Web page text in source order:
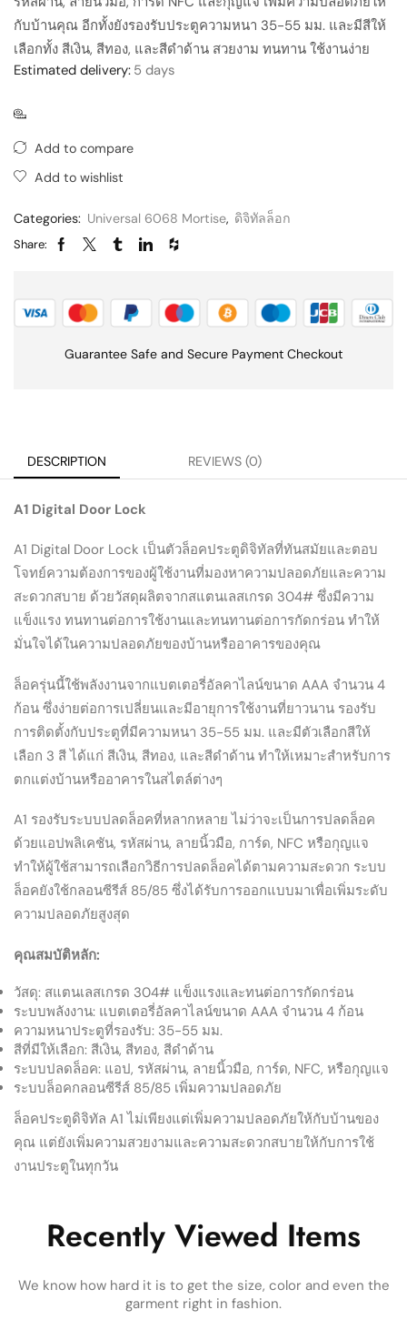
กับบ้านคุณ อีกทั้งยังรองรับประตูความหนา 35-55 มม. และมีสีให้
เลือกทั้ง สีเงิน, สีทอง, และสีดำด้าน สวยงาม ทนทาน ใช้งานง่าย
Estimated delivery: 5 days
Add to compare
Add to wishlist
Categories: Universal 6068 Mortise, ดิจิทัลล็อก
Share:
Guarantee Safe and Secure Payment Checkout
DESCRIPTION REVIEWS (0)
A1 Digital Door Lock
A1 Digital Door Lock เป็นตัวล็อคประตูดิจิทัลที่ทันสมัยและตอบ
โจทย์ความต้องการของผู้ใช้งานที่มองหาความปลอดภัยและความ
สะดวกสบาย ด้วยวัสดุผลิตจากสแตนเลสเกรด 304# ซึ่งมีความ
แข็งแรง ทนทานต่อการใช้งานและทนทานต่อการกัดกร่อน ทำให้
มั่นใจได้ในความปลอดภัยของบ้านหรืออาคารของคุณ
ล็อครุ่นนี้ใช้พลังงานจากแบตเตอรี่อัลคาไลน์ขนาด AAA จำนวน 4
ก้อน ซึ่งง่ายต่อการเปลี่ยนและมีอายุการใช้งานที่ยาวนาน รองรับ
การติดตั้งกับประตูที่มีความหนา 35-55 มม. และมีตัวเลือกสีให้
เลือก 3 สี ได้แก่ สีเงิน, สีทอง, และสีดำด้าน ทำให้เหมาะสำหรับการ
ตกแต่งบ้านหรืออาคารในสไตล์ต่างๆ
A1 รองรับระบบปลดล็อคที่หลากหลาย ไม่ว่าจะเป็นการปลดล็อค
ด้วยแอปพลิเคชัน, รหัสผ่าน, ลายนิ้วมือ, การ์ด, NFC หรือกุญแจ
ทำให้ผู้ใช้สามารถเลือกวิธีการปลดล็อคได้ตามความสะดวก ระบบ
ล็อคยังใช้กลอนซีรีส์ 85/85 ซึ่งได้รับการออกแบบมาเพื่อเพิ่มระดับ
ความปลอดภัยสูงสุด
คุณสมบัติหลัก:
วัสดุ: สแตนเลสเกรด 304# แข็งแรงและทนต่อการกัดกร่อน
ระบบพลังงาน: แบตเตอรี่อัลคาไลน์ขนาด AAA จำนวน 4 ก้อน
ความหนาประตูที่รองรับ: 35-55 มม.
สีที่มีให้เลือก: สีเงิน, สีทอง, สีดำด้าน
ระบบปลดล็อค: แอป, รหัสผ่าน, ลายนิ้วมือ, การ์ด, NFC, หรือกุญแจ
ระบบล็อคกลอนซีรีส์ 85/85 เพิ่มความปลอดภัย
ล็อคประตูดิจิทัล A1 ไม่เพียงแต่เพิ่มความปลอดภัยให้กับบ้านของ
คุณ แต่ยังเพิ่มความสวยงามและความสะดวกสบายให้กับการใช้
งานประตูในทุกวัน
Recently Viewed Items
We know how hard it is to get the size, color and even the
garment right in fashion.